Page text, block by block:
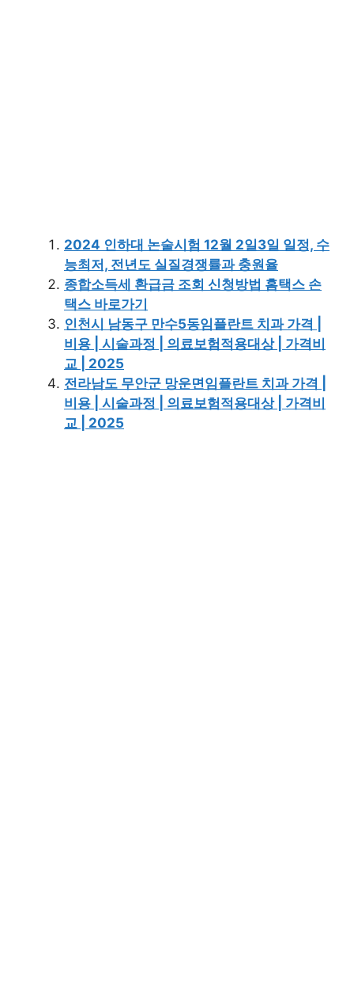
2024 인하대 논술시험 12월 2일3일 일정, 수
능최저, 전년도 실질경쟁률과 충원율
종합소득세 환급금 조회 신청방법 홈택스 손
택스 바로가기
인천시 남동구 만수5동임플란트 치과 가격 |
비용 | 시술과정 | 의료보험적용대상 | 가격비
교 | 2025
전라남도 무안군 망운면임플란트 치과 가격 |
비용 | 시술과정 | 의료보험적용대상 | 가격비
교 | 2025